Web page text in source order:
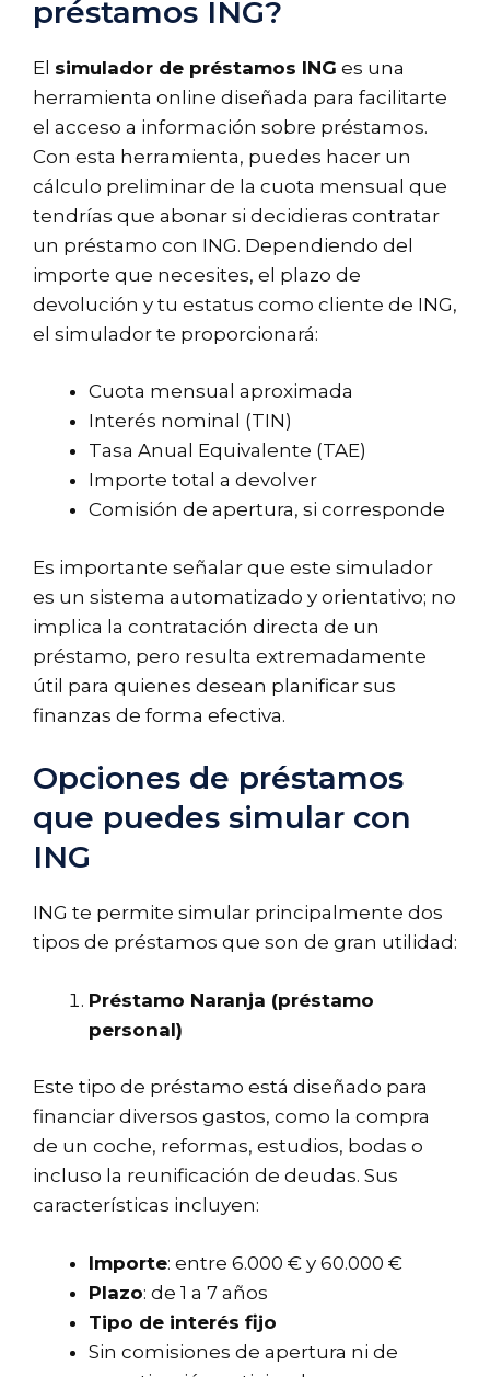
préstamos ING?
El simulador de préstamos ING es una
herramienta online diseñada para facilitarte
el acceso a información sobre préstamos.
Con esta herramienta, puedes hacer un
cálculo preliminar de la cuota mensual que
tendrías que abonar si decidieras contratar
un préstamo con ING. Dependiendo del
importe que necesites, el plazo de
devolución y tu estatus como cliente de ING,
el simulador te proporcionará:
Cuota mensual aproximada
Interés nominal (TIN)
Tasa Anual Equivalente (TAE)
Importe total a devolver
Comisión de apertura, si corresponde
Es importante señalar que este simulador
es un sistema automatizado y orientativo; no
implica la contratación directa de un
préstamo, pero resulta extremadamente
útil para quienes desean planificar sus
finanzas de forma efectiva.
Opciones de préstamos
que puedes simular con
ING
ING te permite simular principalmente dos
tipos de préstamos que son de gran utilidad:
Préstamo Naranja (préstamo
personal)
Este tipo de préstamo está diseñado para
financiar diversos gastos, como la compra
de un coche, reformas, estudios, bodas o
incluso la reunificación de deudas. Sus
características incluyen:
Importe: entre 6.000 € y 60.000 €
Plazo: de 1 a 7 años
Tipo de interés fijo
Sin comisiones de apertura ni de